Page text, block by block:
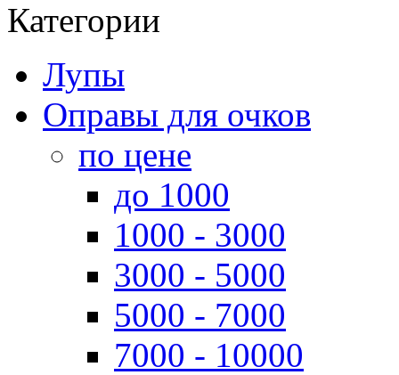
Категории
Лупы
Оправы для очков
по цене
до 1000
1000 - 3000
3000 - 5000
5000 - 7000
7000 - 10000